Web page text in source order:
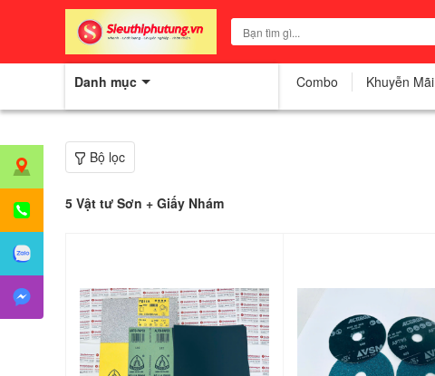
Danh mục Combo Khuyễn Mãi
Bộ lọc
5 Vật tư Sơn + Giấy Nhám